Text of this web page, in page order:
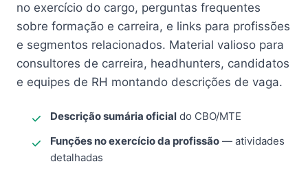
no exercício do cargo, perguntas frequentes
sobre formação e carreira, e links para profissões
e segmentos relacionados. Material valioso para
consultores de carreira, headhunters, candidatos
e equipes de RH montando descrições de vaga.
Descrição sumária oficial do CBO/MTE
Funções no exercício da profissão — atividades
detalhadas